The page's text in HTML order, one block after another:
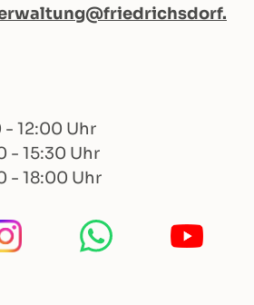
- 12:00 Uhr
- 15:30 Uhr
- 18:00 Uhr